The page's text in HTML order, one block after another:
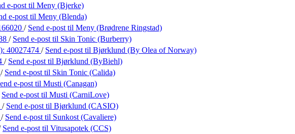
e-post til Meny (Bjerke)
e-post til Meny (Blenda)
/ Send e-post til Meny (Brødrene Ringstad)
/ Send e-post til Skin Tonic (Burberry)
40027474 / Send e-post til Bjørklund (By Olea of Norway)
/ Send e-post til Bjørklund (ByBiehl)
/ Send e-post til Skin Tonic (Calida)
e-post til Musti (Canagan)
Send e-post til Musti (CarniLove)
/ Send e-post til Bjørklund (CASIO)
/ Send e-post til Sunkost (Cavaliere)
Send e-post til Vitusapotek (CCS)